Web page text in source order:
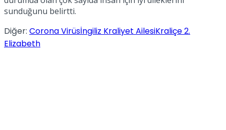
sunduğunu belirtti.
Diğer: Corona Virüsİngiliz Kraliyet AilesiKraliçe 2.
Elizabeth